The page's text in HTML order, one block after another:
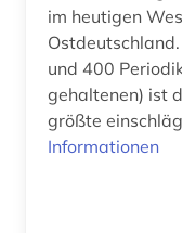
im heutigen
Ostdeutschland. Mit weit über 200.000 Titeln
und 400
gehaltenen) ist
größte
Informationen